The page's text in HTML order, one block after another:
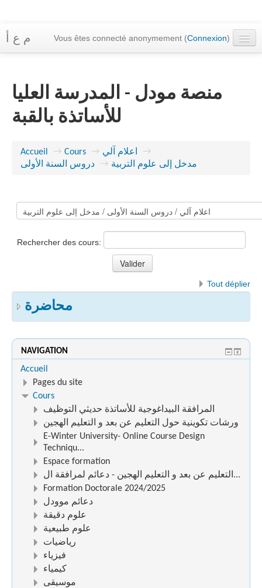
م ع أ Vous êtes connecté anonymement (Connexion)
Cours
Messagerie
منصة مودل - المدرسة العليا
للأساتذة بالقبة
Accueil → Cours → اعلام آلي
→
دروس السنة الأولى
→ مدخل إلى علوم التربية
Rechercher des cours:
Tout déplier
محاضرة
NAVIGATION
Accueil
Pages du site
Cours
المرافقة البيداغوجية للأساتذة حديثي التوظيف
ورشات تكوينية حول التعليم عن بعد و التعليم الهجين
E-Winter University- Online Course Design
Techniqu...
Espace formation
التعليم عن بعد و التعليم الهجين - دعائم لمرافقة ال...
Formation Doctorale 2024/2025
دعائم موودل
علوم دقيقة
علوم طبيعية
رياضيات
فيزياء
كيمياء
موسيقى